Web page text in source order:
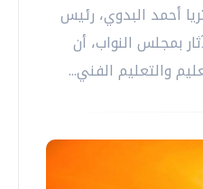
أحمد البدوي، رئيس
بمجلس النواب، أن
والتعليم الفني...